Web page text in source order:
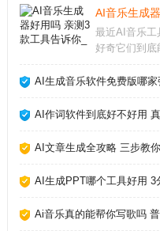
AI音乐生成
最近AI音乐工
好奇它们到
乐爱好者，
人声，但离
AI生成音乐软件免费版哪家
AI作词软件到底好不好用
AI文章生成全攻略 三步教你
AI生成PPT哪个工具好用 3
Ai音乐真的能帮你写歌吗